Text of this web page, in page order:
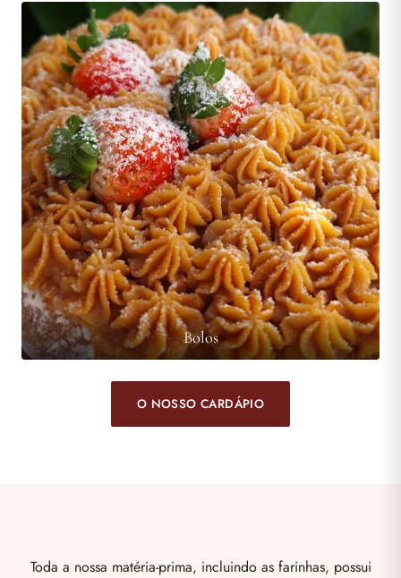
Bolos
O NOSSO CARDÁPIO
Toda a nossa matéria-prima, incluindo as farinhas, possui